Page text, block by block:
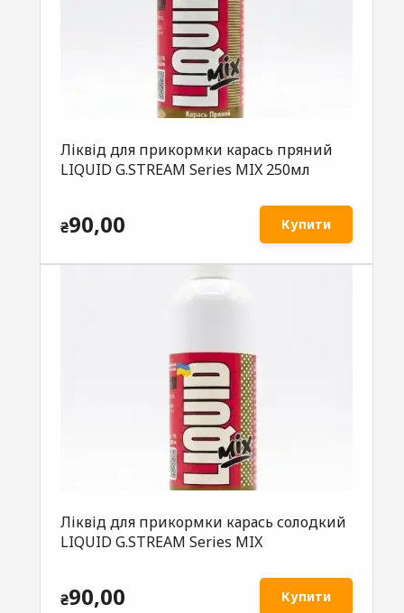
Ліквід для прикормки карась пряний
LIQUID G.STREAM Series MIX 250мл
₴90,00 Купити
Ліквід для прикормки карась солодкий
LIQUID G.STREAM Series MIX
₴90,00 Купити